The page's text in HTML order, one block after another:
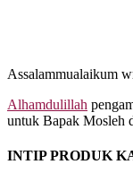
Assalammualaikum
Alhamdulillah
untuk Bapak Mosleh
INTIP PRODUK